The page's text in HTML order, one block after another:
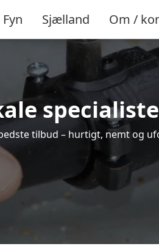
Fyn Sjælland Om /
tilbud – hurtigt, nemt og